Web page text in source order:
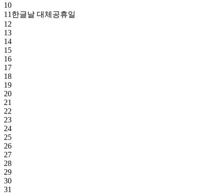
10
11 한글날 대체공휴일
12
13
14
15
16
17
18
19
20
21
22
23
24
25
26
27
28
29
30
31